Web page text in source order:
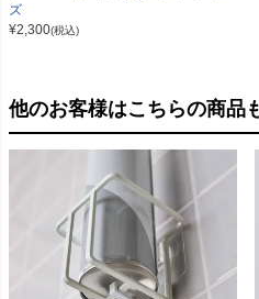
ズ
¥2,300(税込)
他のお客様はこちらの商品